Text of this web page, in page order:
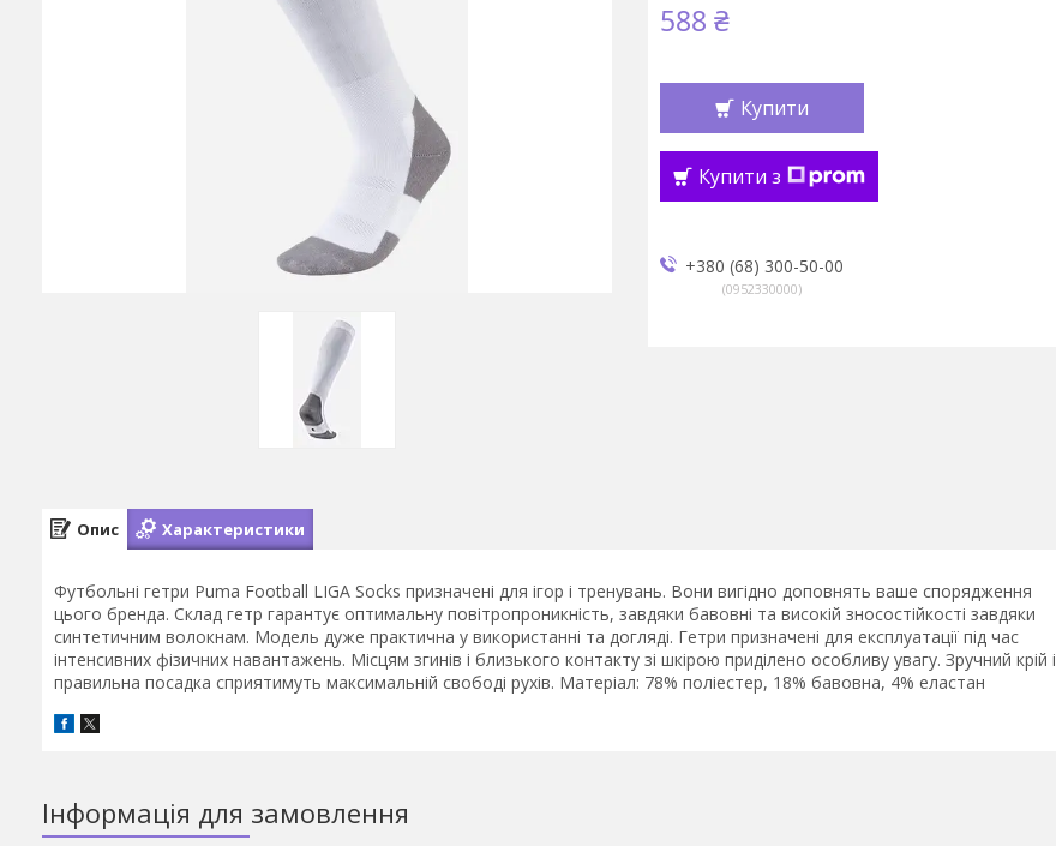
588 ₴
Купити
Купити з
+380 (68) 300-50-00
0952330000
Опис Характеристики
Футбольні гетри Puma Football LIGA Socks призначені для ігор і тренувань. Вони вигідно доповнять ваше спорядження
цього бренда. Склад гетр гарантує оптимальну повітропроникність, завдяки бавовні та високій зносостійкості завдяки
синтетичним волокнам. Модель дуже практична у використанні та догляді. Гетри призначені для експлуатації під час
інтенсивних фізичних навантажень. Місцям згинів і близького контакту зі шкірою приділено особливу увагу. Зручний крій і
правильна посадка сприятимуть максимальній свободі рухів. Матеріал: 78% поліестер, 18% бавовна, 4% еластан
Інформація для замовлення